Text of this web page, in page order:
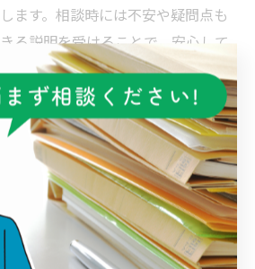
ます。相談時には不安や疑問点も
る説明を受けることで、安心して
できます。
書士の選び方とは
すべきポイント解説
資格や留学卒業後の手続きを依頼